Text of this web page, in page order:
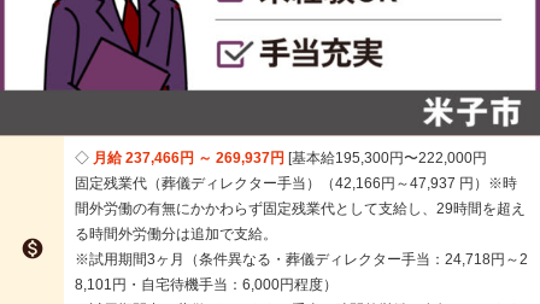

月給 237,466円 ～ 269,937円 基本給195,300円〜222,000円
固定残業代（葬儀ディレクター手当）（42,166円～47,937 円）※時
間外労働の有無にかかわらず固定残業代として支給し、29時間を超え
る時間外労働分は追加で支給。
※試用期間3ヶ月（条件異なる・葬儀ディレクター手当：24,718円～2
8,101円・自宅待機手当：6,000円程度）